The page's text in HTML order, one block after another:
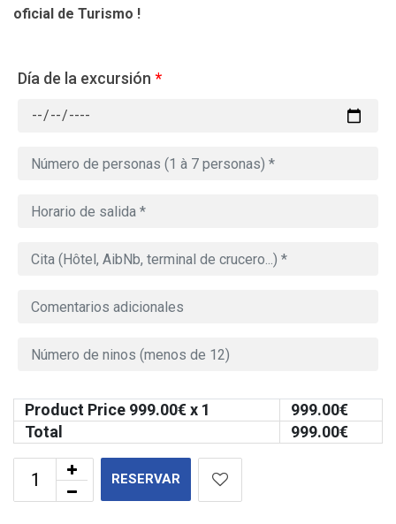
oficial de Turismo !
Día de la excursión *
Product Price 999.00€ x 1 999.00€
Total
999.00€
RESERVAR